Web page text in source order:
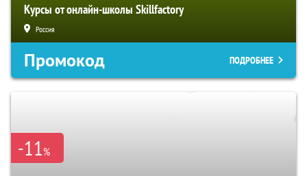
Курсы от онлайн-школы Skillfactory
Россия
Промокод ПОДРОБНЕЕ
-11%